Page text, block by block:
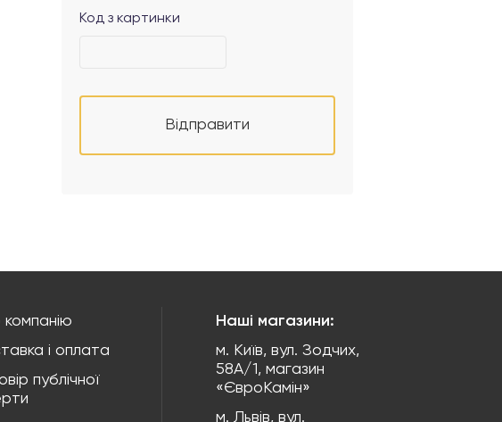
Код з картинки
Відправити
компанію
і оплата
публічної
Наші магазини:
м. Київ, вул. Зодчих,
58А/1, магазин
«ЄвроКамін»
м. Львів, вул.